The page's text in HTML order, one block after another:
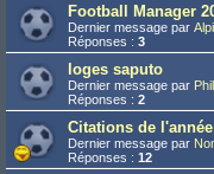
Football Manager
Dernier message par
Réponses : 3
loges saputo
Dernier message par
Réponses : 2
Citations de l'année
Dernier message par
Réponses : 12